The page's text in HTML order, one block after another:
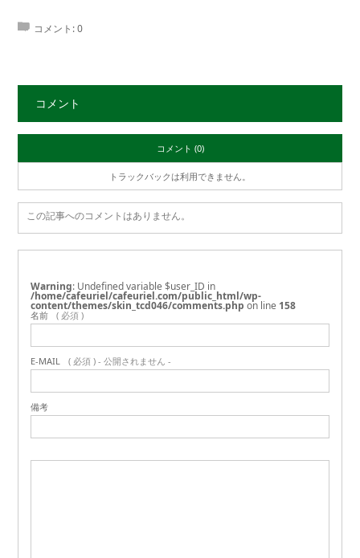
コメント:0
コメント
コメント (0)
トラックバックは利用できません。
この記事へのコメントはありません。
Warning : Undefined variable $user_ID in
/home/cafeuriel/cafeuriel.com/public_html/wp-
content/themes/skin_tcd046/comments.php on line 158
名前 ( 必須 )
E-MAIL ( 必須 ) - 公開されません -
備考